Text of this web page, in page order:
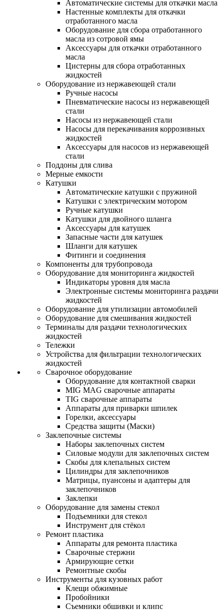
Автоматические системы для откачки масла
Настенные комплекты для откачки
отработанного масла
Оборудование для сбора отработанного
масла из сотровой ямы
Аксессуары для откачки отработанного
масла
Цистерны для сбора отработанных
жидкостей
Оборудование из нержавеющей стали
Ручные насосы
Пневматические насосы из нержавеющей
стали
Насосы из нержавеющей стали
Насосы для перекачивания коррозивных
жидкостей
Аксессуары для насосов из нержавеющей
стали
Поддоны для слива
Мерные емкости
Катушки
Автоматические катушки с пружиной
Катушки с электрическим мотором
Ручные катушки
Катушки для двойного шланга
Аксессуары для катушек
Запасные части для катушек
Шланги для катушек
Фитинги и соединения
Компоненты для трубопровода
Оборудование для мониторинга жидкостей
Индикаторы уровня для масла
Электронные системы мониторинга раздачи
жидкостей
Оборудование для утилизации автомобилей
Оборудование для смешивания жидкостей
Терминалы для раздачи технологических
жидкостей
Тележки
Устройства для фильтрации технологических
жидкостей
Сварочное оборудование
Оборудование для контактной сварки
MIG MAG сварочные аппараты
TIG сварочные аппараты
Аппараты для приварки шпилек
Горелки, аксессуары
Средства защиты (Маски)
Заклепочные системы
Наборы заклепочных систем
Силовые модули для заклепочных систем
Скобы для клепальных систем
Цилиндры для заклепочников
Матрицы, пуансоны и адаптеры для
заклепочников
Заклепки
Оборудование для замены стекол
Подъемники для стекол
Инструмент для стёкол
Ремонт пластика
Аппараты для ремонта пластика
Сварочные стержни
Армирующие сетки
Ремонтные скобы
Инструменты для кузовных работ
Клещи обжимные
Пробойники
Съемники обшивки и клипс